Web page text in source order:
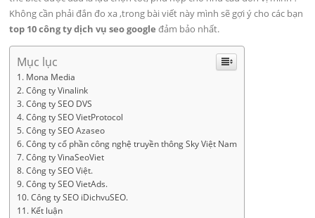
Không cần phải đắn đo xa ,trong bài viết này mình sẽ gợi ý cho các bạn
top 10 công ty dịch vụ seo google đảm bảo nhất.
Mục lục
Mona Media
Công ty Vinalink
Công ty SEO DVS
Công ty SEO VietProtocol
Công ty SEO Azaseo
Công ty cổ phần công nghệ truyền thông Sky Việt Nam
Công ty VinaSeoViet
Công ty SEO Việt.
Công ty SEO VietAds.
Công ty SEO iDichvuSEO.
Kết luận